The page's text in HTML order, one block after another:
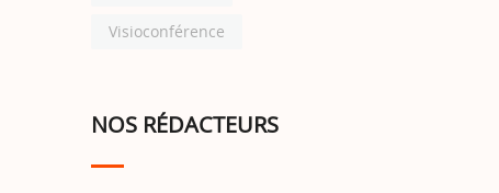
Visioconférence
NOS RÉDACTEURS